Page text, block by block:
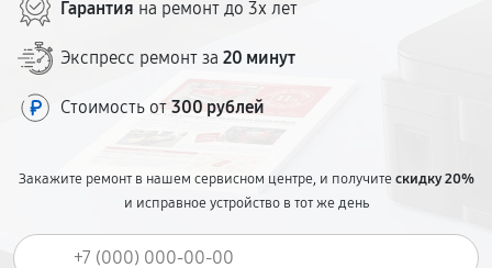
Гарантия на ремонт до 3х лет
Экспресс ремонт за 20 минут
Стоимость от 300 рублей
Закажите ремонт в нашем сервисном центре, и получитескидку 20%
и исправное устройство в тот же день